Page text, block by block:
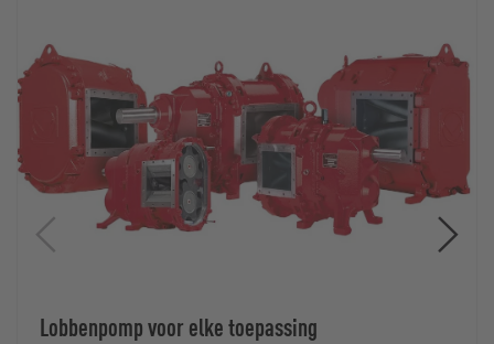
Lobbenpomp voor elke toepassing